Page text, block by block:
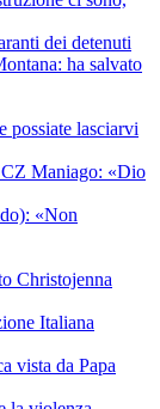
dei detenuti
ha salvato
possiate lasciarvi
CZ Maniago: «Dio
«Non
Christojenna
Italiana
vista da Papa